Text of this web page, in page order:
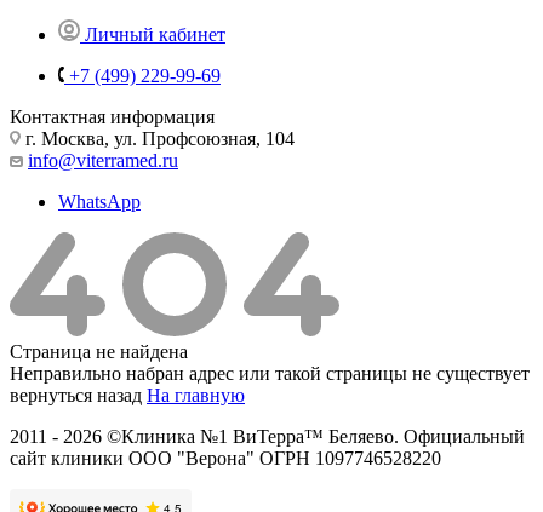
Личный кабинет
+7 (499) 229-99-69
Контактная информация
г. Москва, ул. Профсоюзная, 104
info@viterramed.ru
WhatsApp
Страница не найдена
Неправильно набран адрес или такой страницы не существует
вернуться назад На главную
2011 - 2026 ©Клиника №1 ВиТерра™ Беляево. Официальный
сайт клиники ООО "Верона" ОГРН 1097746528220